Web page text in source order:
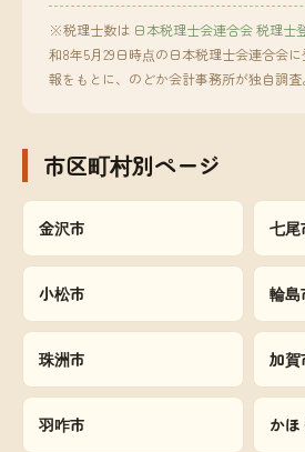
※税理士数は 日本税理士会連合会 税理士
和8年5月29日時点の日本税理士会連合会
報をもとに、のどか会計事務所が独自調査
市区町村別ページ
金沢市 七尾
小松市 輪島
珠洲市 加賀
羽咋市 かほ